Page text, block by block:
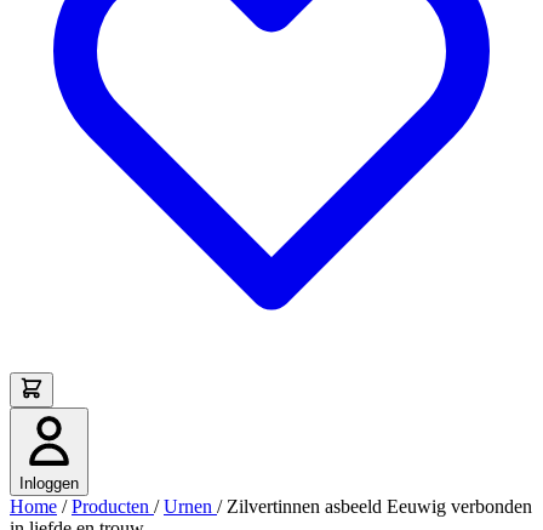
Inloggen
Home / Producten / Urnen / Zilvertinnen asbeeld Eeuwig verbonden